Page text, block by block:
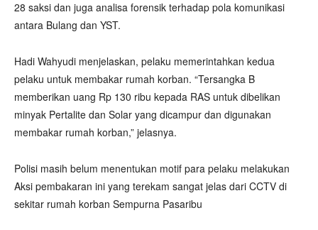
28 saksi dan juga analisa forensik terhadap pola komunikasi
antara Bulang dan YST.
Hadi Wahyudi menjelaskan, pelaku memerintahkan kedua
pelaku untuk membakar rumah korban. “Tersangka B
memberikan uang Rp 130 ribu kepada RAS untuk dibelikan
minyak Pertalite dan Solar yang dicampur dan digunakan
membakar rumah korban,” jelasnya.
Polisi masih belum menentukan motif para pelaku melakukan
Aksi pembakaran ini yang terekam sangat jelas dari CCTV di
sekitar rumah korban Sempurna Pasaribu